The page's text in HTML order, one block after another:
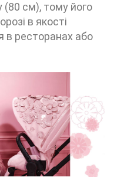
(80 см), тому його
в якості
в ресторанах або